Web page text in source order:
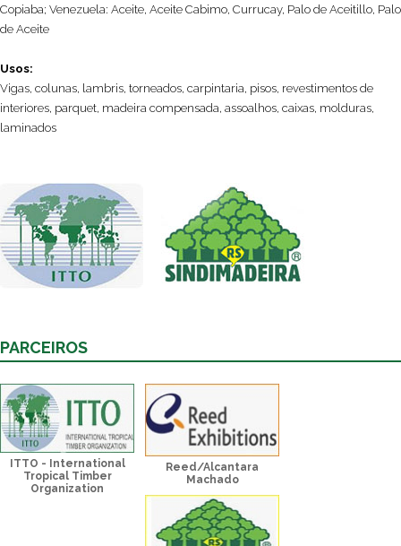
Copiaba; Venezuela: Aceite, Aceite Cabimo, Currucay, Palo de Aceitillo, Palo
de Aceite
Usos:
Vigas, colunas, lambris, torneados, carpintaria, pisos, revestimentos de
interiores, parquet, madeira compensada, assoalhos, caixas, molduras,
laminados
PARCEIROS
ITTO - International
Tropical Timber
Organization
Reed/Alcantara
Machado